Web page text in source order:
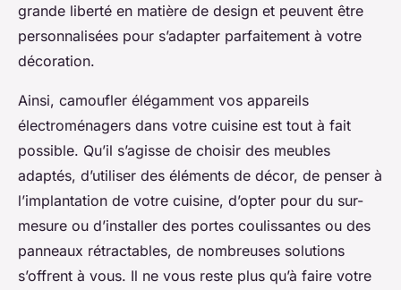
grande liberté en matière de design et peuvent être
personnalisées pour s’adapter parfaitement à votre
décoration.
Ainsi, camoufler élégamment vos appareils
électroménagers dans votre cuisine est tout à fait
possible. Qu’il s’agisse de choisir des meubles
adaptés, d’utiliser des éléments de décor, de penser à
l’implantation de votre cuisine, d’opter pour du sur-
mesure ou d’installer des portes coulissantes ou des
panneaux rétractables, de nombreuses solutions
s’offrent à vous. Il ne vous reste plus qu’à faire votre